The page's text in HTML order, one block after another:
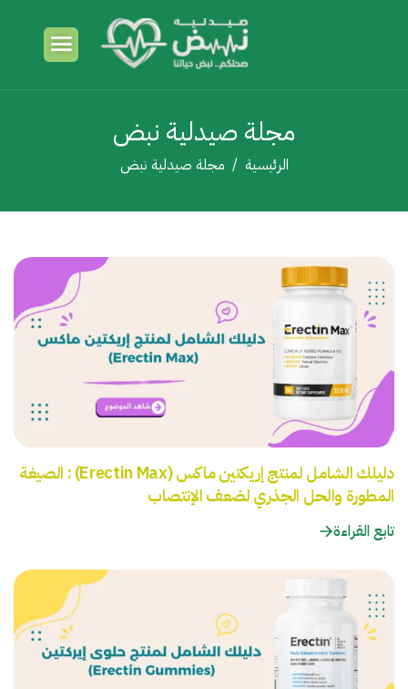
مجلة صيدلية نبض
الرئيسية مجلة صيدلية نبض
دليلك الشامل لمنتج إريكتين ماكس (Erectin Max) : الصيغة
المطورة والحل الجذري لضعف الإنتصاب
تابع القراءة